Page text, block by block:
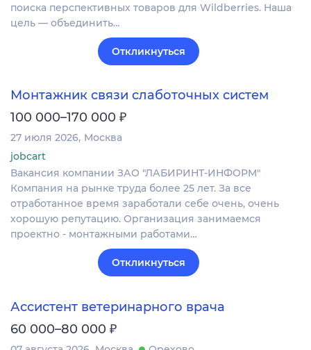
поиска перспективных товаров для Wildberries. Наша
цель — объединить…
Откликнуться
Монтажник связи слаботочных систем
100 000–170 000 ₽
27 июля 2026 Москва
jobcart
Вакансия компании ЗАО "ЛАБИРИНТ-ИНФОРМ"
Компания на рынке труда более 25 лет. За все
отработанное время заработали себе очень, очень
хорошую репутацию. Организация занимаемся
проектно - монтажными работами…
Откликнуться
Ассистент ветеринарного врача
60 000–80 000 ₽